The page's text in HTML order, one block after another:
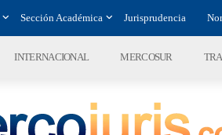
Sección Académica Jurisprudencia
INTERNACIONAL MERCOSUR